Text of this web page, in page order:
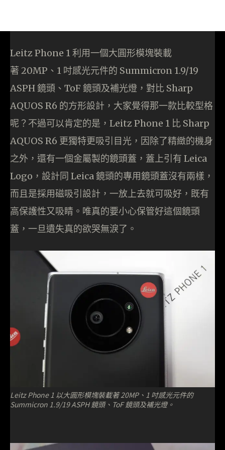
Leitz Phone 1 利用一個大圓形模塊裝載
著 20MP、1 吋感光元件的 Summicron 1.9/19
ASPH 鏡頭、ToF 鏡頭及補光燈，對比 Sharp
AQUOS R6 的方形設計，大家覺得那一款比較型格
呢？不過可以肯定的是，Leitz Phone 1 比 Sharp
AQUOS R6 更獨特更吸引目光，因除了精緻的機身
之外，還有一個金屬製的鏡頭蓋，蓋上引有 Leica
Logo，設計同 Leica 鏡頭的專用鏡頭蓋沒有兩樣，
而且是採用磁吸引設計，一放上去就可吸好，既有
高保護性又吸睛。唯真的要小心保管好這個鏡頭
蓋，一旦遺失真的欲哭無淚了。
Leitz Phone 1 以大圓形模塊裝載著 20MP、1 吋感光元件的
Summicron 1.9/19 ASPH 鏡頭、ToF 鏡頭及補光燈。